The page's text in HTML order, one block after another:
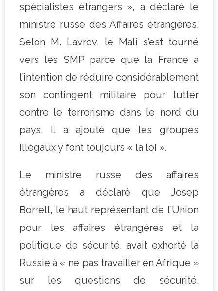
spécialistes étrangers », a déclaré le
ministre russe des Affaires étrangères.
Selon M. Lavrov, le Mali s’est tourné
vers les SMP parce que la France a
l’intention de réduire considérablement
son contingent militaire pour lutter
contre le terrorisme dans le nord du
pays. Il a ajouté que les groupes
illégaux y font toujours « la loi ».
Le ministre russe des affaires
étrangères a déclaré que Josep
Borrell, le haut représentant de l’Union
pour les affaires étrangères et la
politique de sécurité, avait exhorté la
Russie à « ne pas travailler en Afrique »
sur les questions de sécurité.